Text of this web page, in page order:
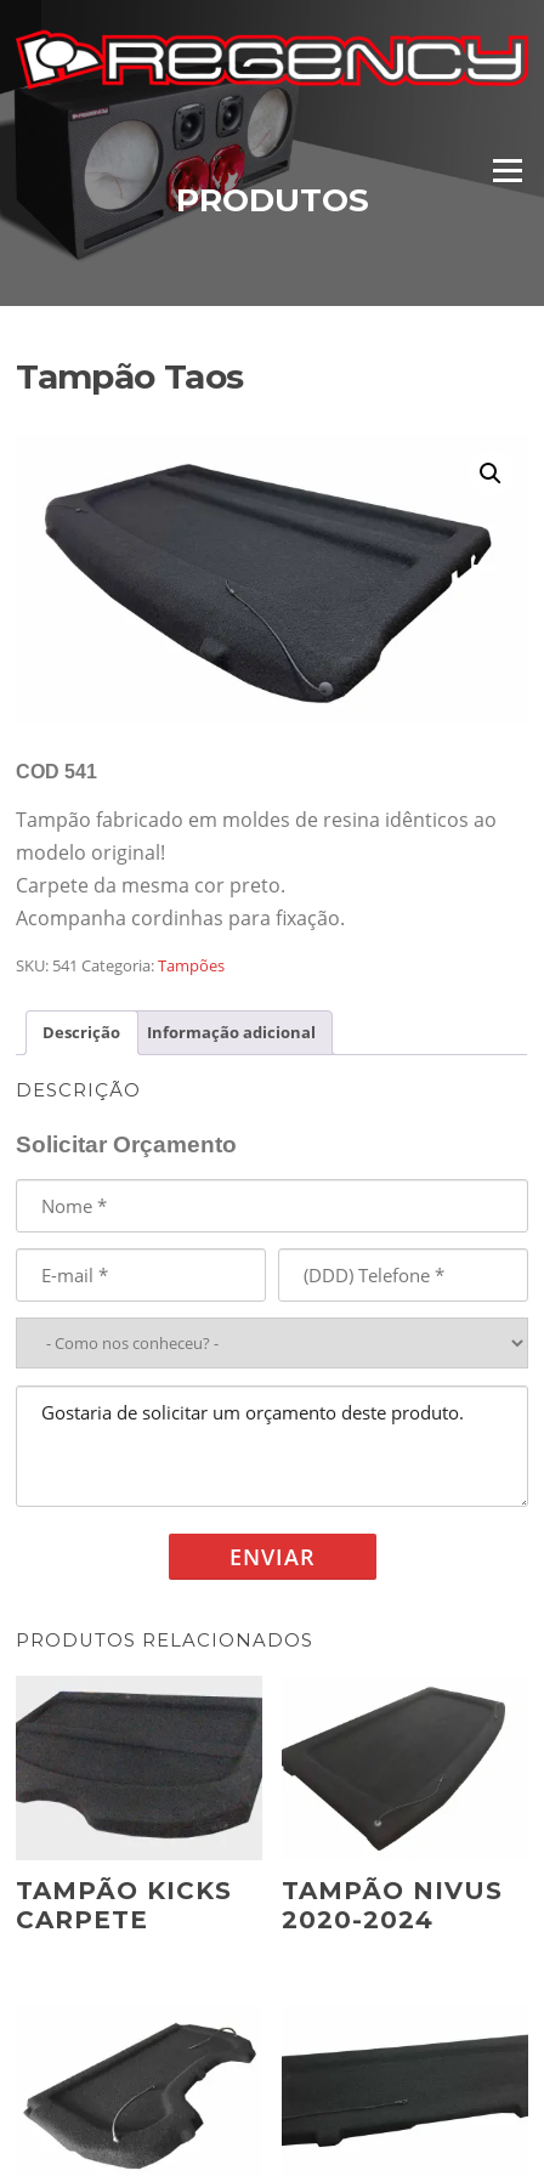
para
conteúdo
Menu
PRODUTOS
Tampão Taos
COD 541
Tampão fabricado em moldes de resina idênticos ao
modelo original!
Carpete da mesma cor preto.
Acompanha cordinhas para fixação.
SKU: 541 Categoria:Tampões
Descrição Informação adicional
DESCRIÇÃO
Solicitar Orçamento
PRODUTOS RELACIONADOS
TAMPÃO KICKS
CARPETE
TAMPÃO NIVUS
2020-2024